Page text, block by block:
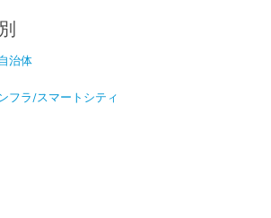
治体
フラ/スマートシティ